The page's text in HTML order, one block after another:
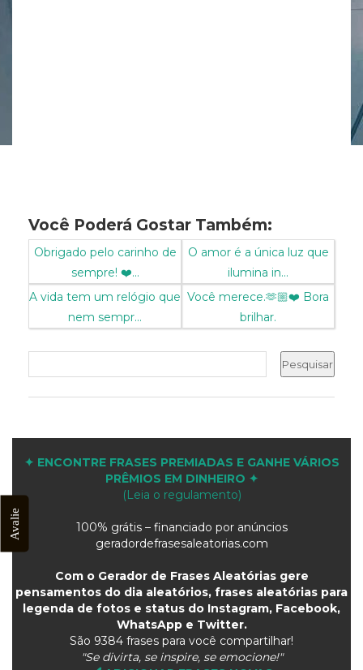
Você Poderá Gostar Também:
Obrigado pelo carinho de
sempre! ❤️...
O amor é a única luz que
ilumina in...
A vida tem um relógio que
nem sempr...
Você merece.🫶🏼❤️ Bora
brilhar.
✦ ENCONTRE FRASES PREMIADAS E GANHE VÁRIOS
PRÊMIOS EM DINHEIRO ✦
(Leia o regulamento)
100% grátis – financiado por anúncios
geradordefrasesaleatorias.com
Com o Gerador de Frases Aleatórias gere
pensamentos do dia aleatórios, frases aleatórias para
legenda de fotos e status do Instagram, Facebook,
WhatsApp e Twitter.
São 9384 frases para você compartilhar!
"Se divirta, se inspire, se emocione!"
Avalie